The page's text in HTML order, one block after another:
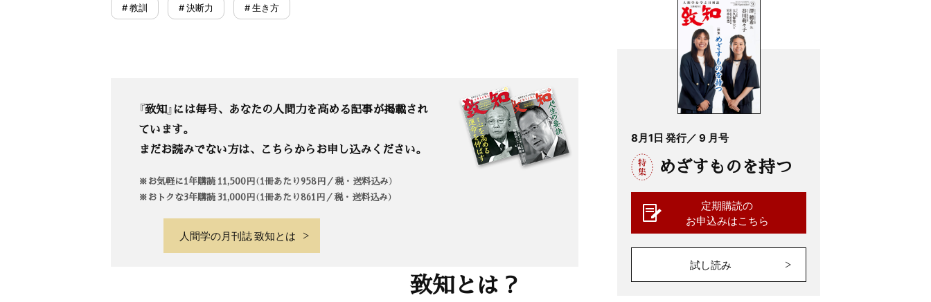
# 教訓 # 決断力 # 生き方
『致知』には毎号、あなたの人間力を高める記事が掲載され
ています。
まだお読みでない方は、こちらからお申し込みください。
※お気軽に1年購読 11,500円（1冊あたり958円／税・送料込み）
※おトクな3年購読 31,000円（1冊あたり861円／税・送料込み）
人間学の月刊誌 致知とは
致知とは？
8月1日 発行／ 9 月号
めざすものを持つ
定期購読の
お申込みはこちら
試し読み